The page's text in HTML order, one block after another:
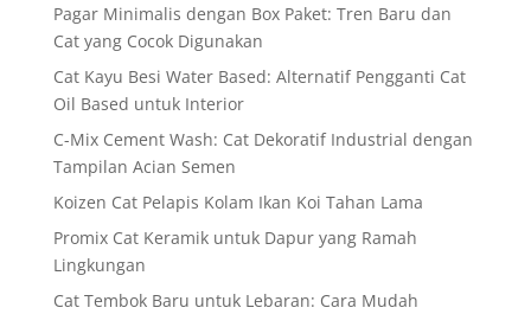
Pagar Minimalis dengan Box Paket: Tren Baru dan
Cat yang Cocok Digunakan
Cat Kayu Besi Water Based: Alternatif Pengganti Cat
Oil Based untuk Interior
C-Mix Cement Wash: Cat Dekoratif Industrial dengan
Tampilan Acian Semen
Koizen Cat Pelapis Kolam Ikan Koi Tahan Lama
Promix Cat Keramik untuk Dapur yang Ramah
Lingkungan
Cat Tembok Baru untuk Lebaran: Cara Mudah